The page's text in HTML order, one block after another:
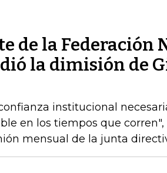
de la Federación
la dimisión de
institucional
en los tiempos que
mensual de la junta